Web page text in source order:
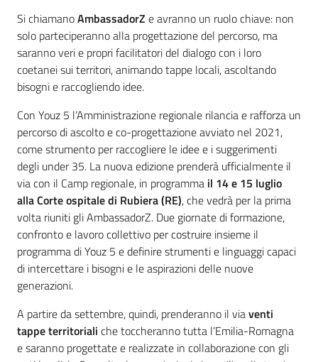
Si chiamanoAmbassadorZ e avranno un ruolo chiave: non
solo parteciperanno alla progettazione del percorso, ma
saranno veri e propri facilitatori del dialogo con i loro
coetanei sui territori, animando tappe locali, ascoltando
bisogni e raccogliendo idee.
Con Youz 5 l’Amministrazione regionale rilancia e rafforza un
percorso di ascolto e co-progettazione avviato nel 2021,
come strumento per raccogliere le idee e i suggerimenti
degli under 35. La nuova edizione prenderà ufficialmente il
via con il Camp regionale, in programma il 14 e 15 luglio
alla Corte ospitale di Rubiera (RE), che vedrà per la prima
volta riuniti gli AmbassadorZ. Due giornate di formazione,
confronto e lavoro collettivo per costruire insieme il
programma di Youz 5 e definire strumenti e linguaggi capaci
di intercettare i bisogni e le aspirazioni delle nuove
generazioni.
A partire da settembre, quindi, prenderanno il viaventi
tappe territoriali che toccheranno tutta l’Emilia-Romagna
e saranno progettate e realizzate in collaborazione con gli